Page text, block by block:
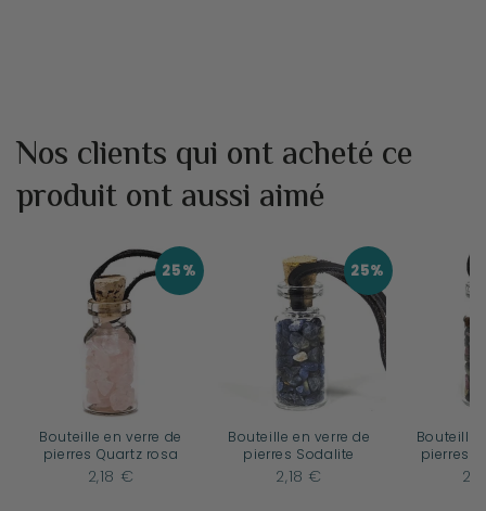
Nos clients qui ont acheté ce
produit ont aussi aimé
25%
Bouteille en verre de
pierres Quartz rosa
2,18 €
25%
Bouteille en verre de
pierres Sodalite
2,18 €
Bouteille
pierres